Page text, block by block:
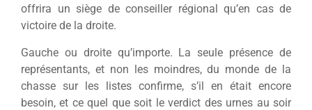
offrira un siège de conseiller régional qu’en cas de
victoire de la droite.
Gauche ou droite qu’importe. La seule présence de
représentants, et non les moindres, du monde de la
chasse sur les listes confirme, s’il en était encore
besoin, et ce quel que soit le verdict des urnes au soir